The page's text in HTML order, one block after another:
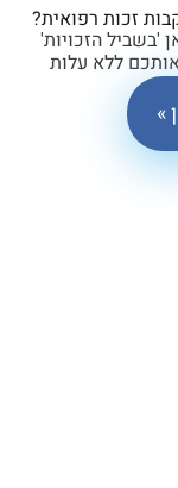
רפואית?
עלות